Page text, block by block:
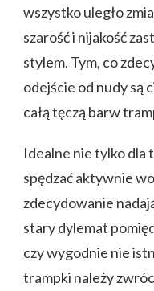
wszystko uległo
szarość i nijakość
stylem. Tym, co
odejście od nudy są
całą tęczą barw
Idealne nie tylko dla
spędzać aktywnie
zdecydowanie
stary dylemat
czy wygodnie nie
trampki należy